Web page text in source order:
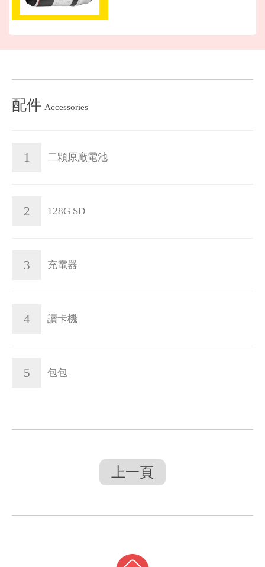
配件 Accessories
1 二顆原廠電池
2 128G SD
3 充電器
4 讀卡機
5 包包
上一頁